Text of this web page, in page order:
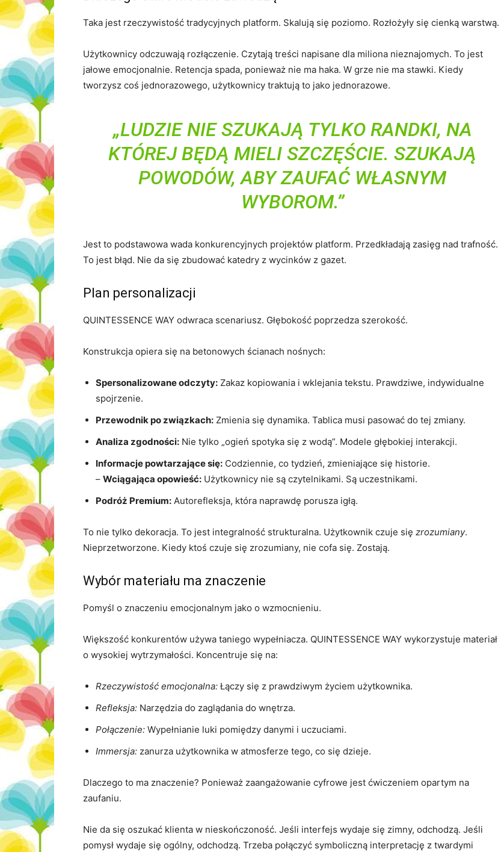
Taka jest rzeczywistość tradycyjnych platform. Skalują się poziomo. Rozłożyły się cienką warstwą.
Użytkownicy odczuwają rozłączenie. Czytają treści napisane dla miliona nieznajomych. To jest
jałowe emocjonalnie. Retencja spada, ponieważ nie ma haka. W grze nie ma stawki. Kiedy
tworzysz coś jednorazowego, użytkownicy traktują to jako jednorazowe.
„LUDZIE NIE SZUKAJĄ TYLKO RANDKI, NA
KTÓREJ BĘDĄ MIELI SZCZĘŚCIE. SZUKAJĄ
POWODÓW, ABY ZAUFAĆ WŁASNYM
WYBOROM.”
Jest to podstawowa wada konkurencyjnych projektów platform. Przedkładają zasięg nad trafność.
To jest błąd. Nie da się zbudować katedry z wycinków z gazet.
Plan personalizacji
QUINTESSENCE WAY odwraca scenariusz. Głębokość poprzedza szerokość.
Konstrukcja opiera się na betonowych ścianach nośnych:
Spersonalizowane odczyty: Zakaz kopiowania i wklejania tekstu. Prawdziwe, indywidualne
spojrzenie.
Przewodnik po związkach: Zmienia się dynamika. Tablica musi pasować do tej zmiany.
Analiza zgodności: Nie tylko „ogień spotyka się z wodą”. Modele głębokiej interakcji.
Informacje powtarzające się: Codziennie, co tydzień, zmieniające się historie.
– Wciągająca opowieść: Użytkownicy nie są czytelnikami. Są uczestnikami.
Podróż Premium: Autorefleksja, która naprawdę porusza igłą.
To nie tylko dekoracja. To jest integralność strukturalna. Użytkownik czuje się zrozumiany.
Nieprzetworzone. Kiedy ktoś czuje się zrozumiany, nie cofa się. Zostają.
Wybór materiału ma znaczenie
Pomyśl o znaczeniu emocjonalnym jako o wzmocnieniu.
Większość konkurentów używa taniego wypełniacza. QUINTESSENCE WAY wykorzystuje materiał
o wysokiej wytrzymałości. Koncentruje się na:
Rzeczywistość emocjonalna: Łączy się z prawdziwym życiem użytkownika.
Refleksja: Narzędzia do zaglądania do wnętrza.
Połączenie: Wypełnianie luki pomiędzy danymi i uczuciami.
Immersja: zanurza użytkownika w atmosferze tego, co się dzieje.
Dlaczego to ma znaczenie? Ponieważ zaangażowanie cyfrowe jest ćwiczeniem opartym na
zaufaniu.
Nie da się oszukać klienta w nieskończoność. Jeśli interfejs wydaje się zimny, odchodzą. Jeśli
pomysł wydaje się ogólny, odchodzą. Trzeba połączyć symboliczną interpretację z twardymi